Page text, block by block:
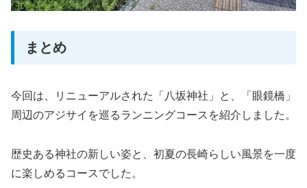
まとめ
今回は、リニューアルされた「八坂神社」と、「眼鏡橋」
周辺のアジサイを巡るランニングコースを紹介しました。
歴史ある神社の新しい姿と、初夏の長崎らしい風景を一度
に楽しめるコースでした。